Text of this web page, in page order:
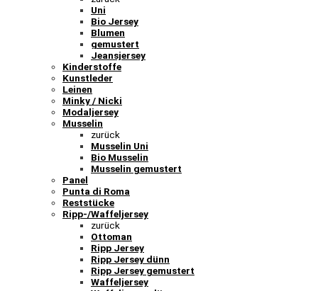
Uni
Bio Jersey
Blumen
gemustert
Jeansjersey
Kinderstoffe
Kunstleder
Leinen
Minky / Nicki
Modaljersey
Musselin
zurück
Musselin Uni
Bio Musselin
Musselin gemustert
Panel
Punta di Roma
Reststücke
Ripp-/Waffeljersey
zurück
Ottoman
Ripp Jersey
Ripp Jersey dünn
Ripp Jersey gemustert
Waffeljersey